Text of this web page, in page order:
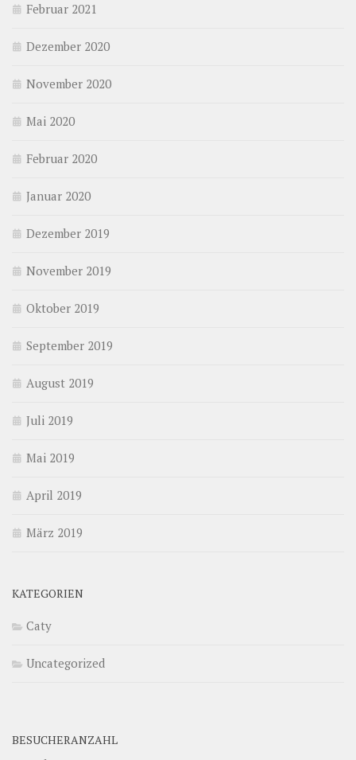
Februar 2021
Dezember 2020
November 2020
Mai 2020
Februar 2020
Januar 2020
Dezember 2019
November 2019
Oktober 2019
September 2019
August 2019
Juli 2019
Mai 2019
April 2019
März 2019
KATEGORIEN
Caty
Uncategorized
BESUCHERANZAHL